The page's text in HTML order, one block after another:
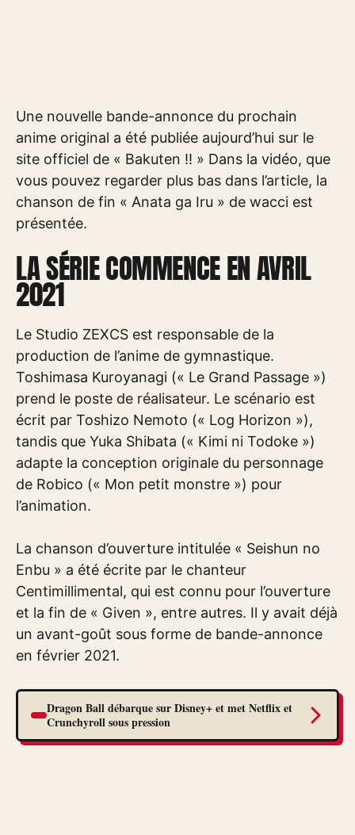
Une nouvelle bande-annonce du prochain
anime original a été publiée aujourd’hui sur le
site officiel de « Bakuten !! » Dans la vidéo, que
vous pouvez regarder plus bas dans l’article, la
chanson de fin « Anata ga Iru » de wacci est
présentée.
LA SÉRIE COMMENCE EN AVRIL
2021
Le Studio ZEXCS est responsable de la
production de l’anime de gymnastique.
Toshimasa Kuroyanagi (« Le Grand Passage »)
prend le poste de réalisateur. Le scénario est
écrit par Toshizo Nemoto (« Log Horizon »),
tandis que Yuka Shibata (« Kimi ni Todoke »)
adapte la conception originale du personnage
de Robico (« Mon petit monstre ») pour
l’animation.
La chanson d’ouverture intitulée « Seishun no
Enbu » a été écrite par le chanteur
Centimillimental, qui est connu pour l’ouverture
et la fin de « Given », entre autres. Il y avait déjà
un avant-goût sous forme de bande-annonce
en février 2021.
Dragon Ball débarque sur Disney+ et met Netflix et
Crunchyroll sous pression